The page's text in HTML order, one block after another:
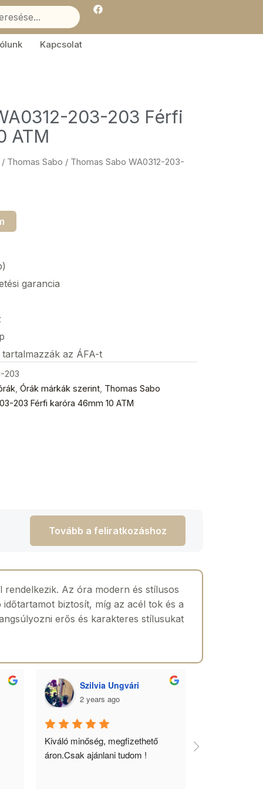
F
a
e
Kapcsolat
203-203 Férfi
ATM
/ Thomas Sabo / Thomas Sabo WA0312-203-
garancia
az ÁFA-t
203
Órák márkák szerint Thomas Sabo
203 Férfi karóra 46mm 10 ATM
Tovább a feliratkozáshoz
Az óra modern és stílusos
biztosít, míg az acél tok és a
erős és karakteres stílusukat
Szilvia Ungvári
2 years ago
Kiváló minőség, megfizethető
áron.Csak ajánlani tudom !